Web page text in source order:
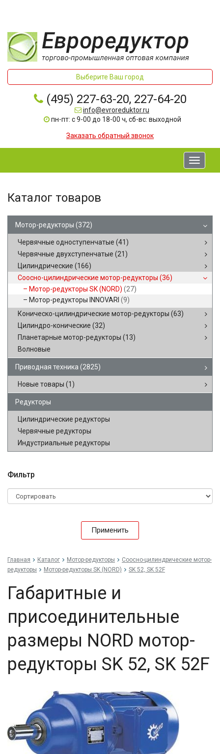
Выберите Ваш город
(495) 227-63-20, 227-64-20
info@evroreduktor.ru
пн-пт: с 9-00 до 18-00 ч, сб-вс: выходной
Заказать обратный звонок
Toggle
Каталог товаров
Мотор-редукторы (372)
Червячные одноступенчатые (41)
Червячные двухступенчатые (21)
Цилиндрические (166)
Соосно-цилиндрические мотор-редукторы (36)
Мотор-редукторы SK (NORD) (27)
Мотор-редукторы INNOVARI (9)
Коническо-цилиндрические мотор-редукторы (63)
Цилиндро-конические (32)
Планетарные мотор-редукторы (13)
Волновые
Приводная техника (2825)
Новые товары (1)
Редукторы
Цилиндрические редукторы
Червячные редукторы
Индустриальные редукторы
Фильтр
Применить
Главная Каталог Мотор-редукторы
Соосно-цилиндрические мотор-
редукторы
Мотор-редукторы SK (NORD) SK 52, SK 52F
Габаритные и
присоединительные
размеры NORD мотор-
редукторы SK 52, SK 52F